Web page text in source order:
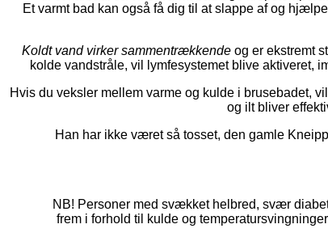
Et varmt bad kan også få dig til at slappe af og
Koldt vand virker sammentrækkende og er ekstremt
kolde vandstråle, vil lymfesystemet blive aktiveret,
Hvis du veksler mellem varme og kulde i brusebadet,
og ilt bliver
Han har ikke været så tosset, den gamle
NB! Personer med svækket helbred, svær
frem i forhold til kulde og